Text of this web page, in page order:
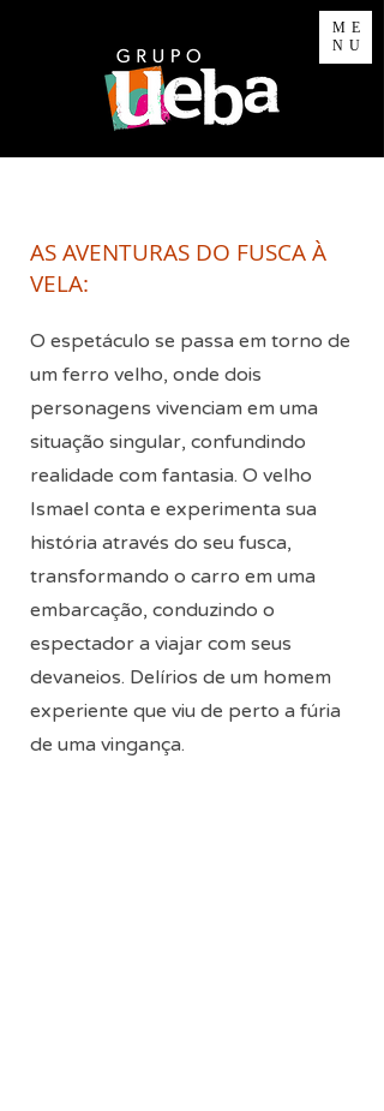
ME
NU
AS AVENTURAS DO FUSCA À
VELA:
O espetáculo se passa em torno de
um ferro velho, onde dois
personagens vivenciam em uma
situação singular, confundindo
realidade com fantasia. O velho
Ismael conta e experimenta sua
história através do seu fusca,
transformando o carro em uma
embarcação, conduzindo o
espectador a viajar com seus
devaneios. Delírios de um homem
experiente que viu de perto a fúria
de uma vingança.